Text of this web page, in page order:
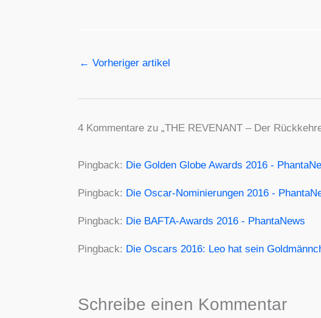
← Vorheriger artikel
4 Kommentare zu „THE REVENANT – Der
Pingback: Die Golden Globe Awards 2016 -
Pingback: Die Oscar-Nominierungen 2016 -
Pingback: Die BAFTA-Awards 2016 - PhantaNews
Pingback: Die Oscars 2016: Leo hat sein
Schreibe einen Kommentar